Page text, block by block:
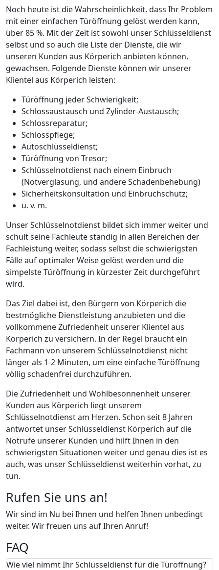
Noch heute ist die Wahrscheinlichkeit, dass Ihr Problem
mit einer einfachen Türöffnung gelöst werden kann,
über 85 %. Mit der Zeit ist sowohl unser Schlüsseldienst
selbst und so auch die Liste der Dienste, die wir
unseren Kunden aus Körperich anbieten können,
gewachsen. Folgende Dienste können wir unserer
Klientel aus Körperich leisten:
Türöffnung jeder Schwierigkeit;
Schlossaustausch und Zylinder-Austausch;
Schlossreparatur;
Schlosspflege;
Autoschlüsseldienst;
Türöffnung von Tresor;
Schlüsselnotdienst nach einem Einbruch
(Notverglasung, und andere Schadenbehebung)
Sicherheitskonsultation und Einbruchschutz;
u. v. m.
Unser Schlüsselnotdienst bildet sich immer weiter und
schult seine Fachleute ständig in allen Bereichen der
Fachleistung weiter, sodass selbst die schwierigsten
Fälle auf optimaler Weise gelöst werden und die
simpelste Türöffnung in kürzester Zeit durchgeführt
wird.
Das Ziel dabei ist, den Bürgern von Körperich die
bestmögliche Dienstleistung anzubieten und die
vollkommene Zufriedenheit unserer Klientel aus
Körperich zu versichern. In der Regel braucht ein
Fachmann von unserem Schlüsselnotdienst nicht
länger als 1-2 Minuten, um eine einfache Türöffnung
völlig schadenfrei durchzuführen.
Die Zufriedenheit und Wohlbesonnenheit unserer
Kunden aus Körperich liegt unserem
Schlüsselnotdienst am Herzen. Schon seit 8 Jahren
antwortet unser Schlüsseldienst Körperich auf die
Notrufe unserer Kunden und hilft Ihnen in den
schwierigsten Situationen weiter und genau dies ist es
auch, was unser Schlüsseldienst weiterhin vorhat, zu
tun.
Rufen Sie uns an!
Wir sind im Nu bei Ihnen und helfen Ihnen unbedingt
weiter. Wir freuen uns auf Ihren Anruf!
FAQ
Wie viel nimmt Ihr Schlüsseldienst für die Türöffnung?